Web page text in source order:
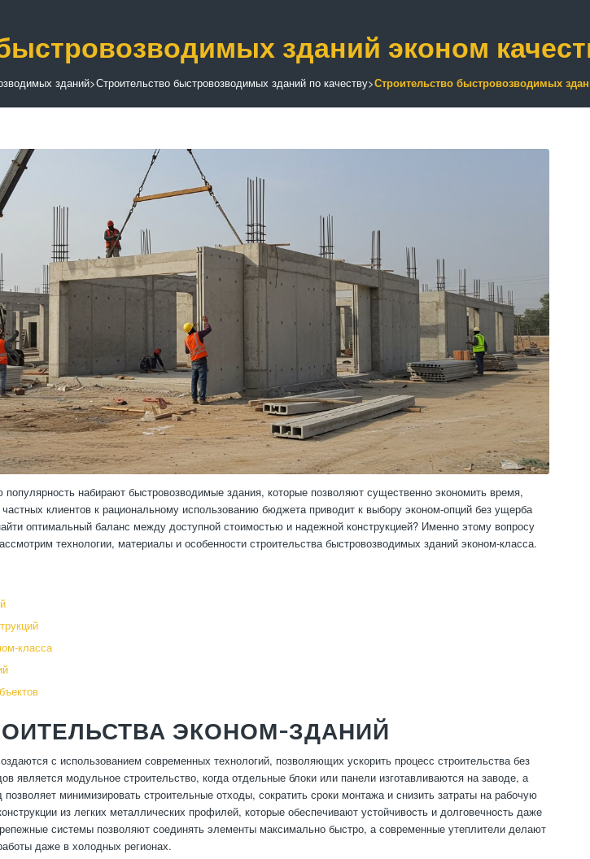
зданий эконом
зданий>Строительство быстровозводимых зданий по качеству>Строительство быстровозводимых
набирают быстровозводимые здания, которые позволяют существенно экономить время,
клиентов к рациональному использованию бюджета приводит к выбору эконом-опций без ущерба
оптимальный баланс между доступной стоимостью и надежной конструкцией? Именно этому вопросу
технологии, материалы и особенности строительства быстровозводимых зданий эконом-класса.
класса
ЭКОНОМ-ЗДАНИЙ
с использованием современных технологий, позволяющих ускорить процесс строительства без
является модульное строительство, когда отдельные блоки или панели изготавливаются на заводе, а
минимизировать строительные отходы, сократить сроки монтажа и снизить затраты на рабочую
из легких металлических профилей, которые обеспечивают устойчивость и долговечность даже
системы позволяют соединять элементы максимально быстро, а современные утеплители делают
даже в холодных регионах.